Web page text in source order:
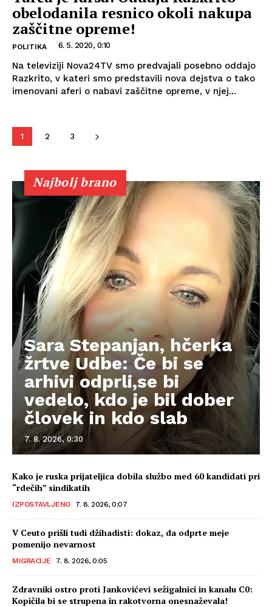
obelodanila resnico okoli nakupa
zaščitne opreme!
POLITIKA 6. 5. 2020, 0:10
Na televiziji Nova24TV smo predvajali posebno oddajo
Razkrito, v kateri smo predstavili nova dejstva o tako
imenovani aferi o nabavi zaščitne opreme, v njej...
1 2 3
Najbolj brano
Sara Stepanjan, hčerka
žrtve Udbe: Če bi se
arhivi odprli,se bi
vedelo, kdo je bil dober
človek in kdo slab
7. 8. 2026, 0:30
Kako je ruska prijateljica dobila službo med 60 kandidati pri
“rdečih” sindikatih
IZPOSTAVLJENO 7. 8. 2026, 0:07
V Ceuto prišli tudi džihadisti: dokaz, da odprte meje
pomenijo nevarnost
MIGRACIJE 7. 8. 2026, 0:05
Zdravniki ostro proti Jankovićevi sežigalnici in kanalu C0:
Kopičila bi se strupena in rakotvorna onesnaževala!